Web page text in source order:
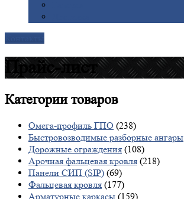
Прайс-лист
Категориитоваров
Омега-профиль ГПО (238)
Быстровозводимые разборные ангары
Дорожные ограждения (108)
Арочная фальцевая кровля (218)
Панели СИП (SIP) (69)
Фальцевая кровля (177)
Арматурные каркасы (159)